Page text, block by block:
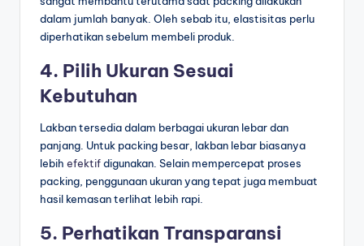
dalam jumlah banyak. Oleh sebab itu, elastisitas perlu
diperhatikan sebelum membeli produk.
4. Pilih Ukuran Sesuai
Kebutuhan
Lakban tersedia dalam berbagai ukuran lebar dan
panjang. Untuk packing besar, lakban lebar biasanya
lebih efektifdigunakan. Selain mempercepat proses
packing, penggunaan ukuran yang tepat juga membuat
hasil kemasan terlihat lebih rapi.
5. Perhatikan Transparansi